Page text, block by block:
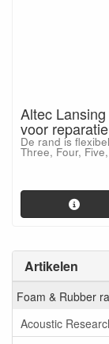
Artikelen
Foam & Rubber
Acoustic
Altec
voor
De rand is
Three, Four,